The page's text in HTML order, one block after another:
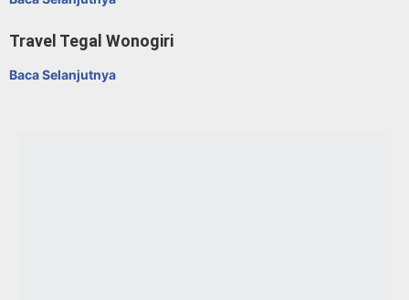
Travel Tegal Wonogiri
Baca Selanjutnya